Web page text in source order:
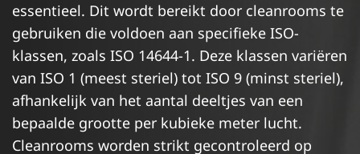
essentieel. Dit wordt bereikt door cleanrooms te
gebruiken die voldoen aan specifieke ISO-
klassen, zoals ISO 14644-1. Deze klassen variëren
van ISO 1 (meest steriel) tot ISO 9 (minst steriel),
afhankelijk van het aantal deeltjes van een
bepaalde grootte per kubieke meter lucht.
Cleanrooms worden strikt gecontroleerd op